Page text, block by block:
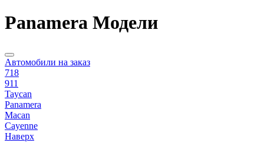
Panamera Модели
Автомобили на заказ
718
911
Taycan
Panamera
Macan
Cayenne
Наверх